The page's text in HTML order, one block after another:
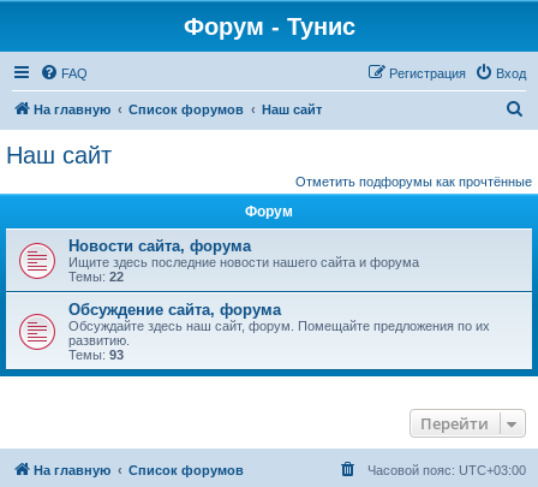
Форум - Тунис
FAQ Вход
Регистрация
На главную Список форумов Наш сайт
с
Наш сайт
Отметить подфорумы как прочтённые
Форум
Новости сайта, форума
Ищите здесь последние новости нашего сайта и форума
Темы: 22
Обсуждение сайта, форума
Обсуждайте здесь наш сайт, форум. Помещайте предложения по их
развитию.
Темы: 93
Перейти
На главную Список форумов Часовой пояс: UTC+03:00